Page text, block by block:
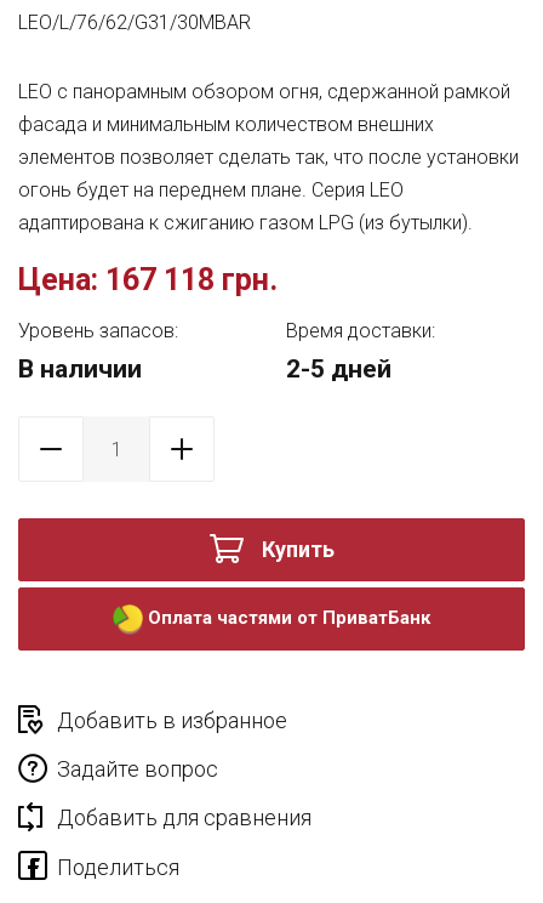
LEO/L/76/62/G31/30MBAR
LEО с панорамным обзором огня, сдержанной рамкой
фасада и минимальным количеством внешних
элементов позволяет сделать так, что после установки
огонь будет на переднем плане. Серия LEО
адаптирована к сжиганию газом LPG (из бутылки).
Цена: 167 118 грн.
Уровень запасов:
В наличии
Время доставки:
2-5 дней
Купить
Оплата частями от ПриватБанк
Добавить в избранное
Задайте вопрос
Добавить для сравнения